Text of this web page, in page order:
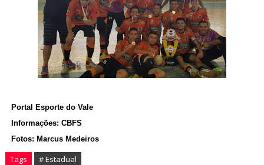
Portal Esporte do Vale
Informações: CBFS
Fotos: Marcus Medeiros
Tags # Estadual